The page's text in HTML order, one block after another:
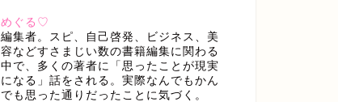
めぐる♡
編集者。スピ、自己啓発、ビジネス、美
容などすさまじい数の書籍編集に関わる
中で、多くの著者に「思ったことが現実
になる」話をされる。実際なんでもかん
でも思った通りだったことに気づく。